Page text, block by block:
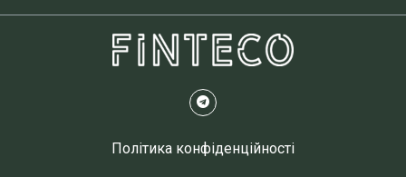
Політика конфіденційності